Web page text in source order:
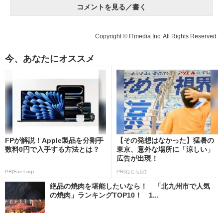
コメントを見る／書く
Copyright © ITmedia Inc. All Rights Reserved.
今、あなたにオススメ
FPが解説！Apple製品を分割手
数料0円で入手する方法とは？
PR(Fav-Log)
【その発想はなかった】猛暑の
東京、意外な場所に「涼しい」
広告が出現！
PR(ねとらぼ)
絶品の焼肉を堪能したいなら！ 「北九州市で人気
の焼肉」ランキングTOP10！ 1...